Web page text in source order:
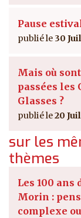
Pause
30
Mais où
passées les
Glasses ?
20
sur les
thèmes
Les 100 ans
Morin :
complexe